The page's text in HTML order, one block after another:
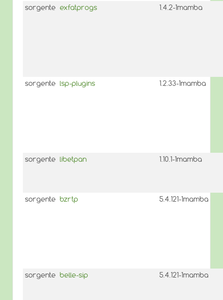
sorgente exfatprogs 1.4.2-1mamba
sorgente lsp-plugins 1.2.33-1mamba
sorgente libetpan 1.10.1-1mamba
sorgente bzrtp 5.4.121-1mamba
sorgente belle-sip 5.4.121-1mamba